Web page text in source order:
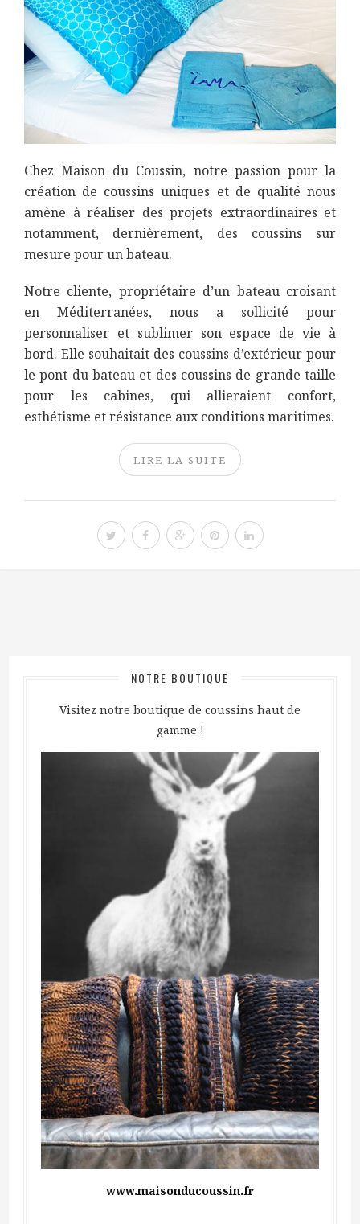
Chez Maison du Coussin, notre passion pour la
création de coussins uniques et de qualité nous
amène à réaliser des projets extraordinaires et
notamment, dernièrement, des coussins sur
mesure pour un bateau.
Notre cliente, propriétaire d’un bateau croisant
en Méditerranées, nous a sollicité pour
personnaliser et sublimer son espace de vie à
bord. Elle souhaitait des coussins d’extérieur pour
le pont du bateau et des coussins de grande taille
pour les cabines, qui allieraient confort,
esthétisme et résistance aux conditions maritimes.
LIRE LA SUITE
NOTRE BOUTIQUE
Visitez notre boutique de coussins haut de
gamme !
www.maisonducoussin.fr